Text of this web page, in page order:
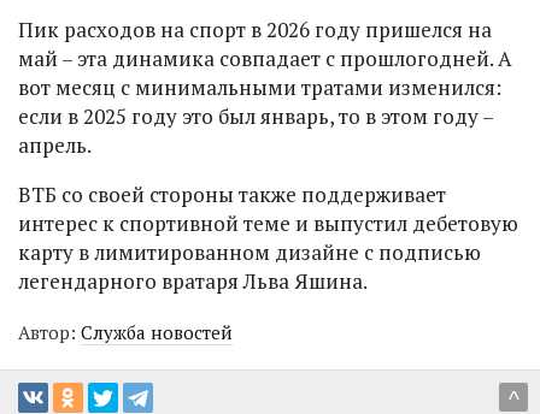
Пик расходов на спорт в 2026 году пришелся на
май – эта динамика совпадает с прошлогодней. А
вот месяц с минимальными тратами изменился:
если в 2025 году это был январь, то в этом году –
апрель.
ВТБ со своей стороны также поддерживает
интерес к спортивной теме и выпустил дебетовую
карту в лимитированном дизайне с подписью
легендарного вратаря Льва Яшина.
Автор: Служба новостей
^